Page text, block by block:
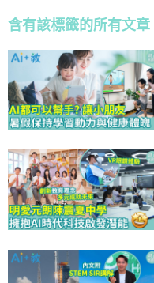
含有該標籤的所有文章